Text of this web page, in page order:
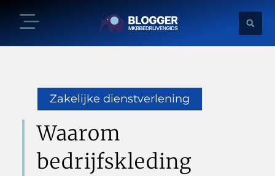
Zakelijke dienstverlening
Waarom
bedrijfskleding